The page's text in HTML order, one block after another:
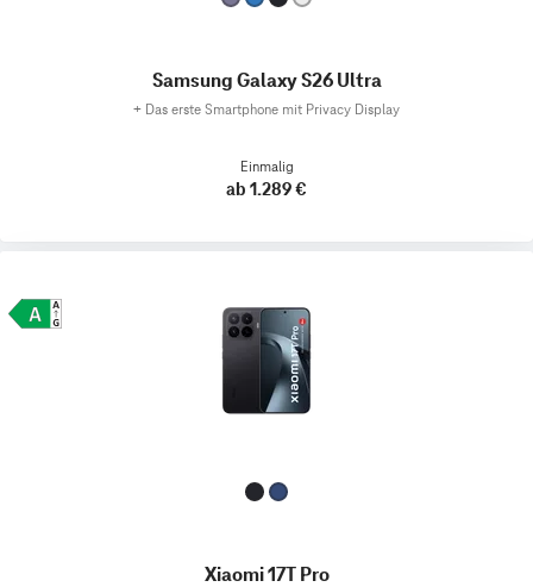
Samsung Galaxy S26 Ultra
+ Das erste Smartphone mit Privacy Display
Einmalig
ab 1.289 €
Xiaomi 17T Pro